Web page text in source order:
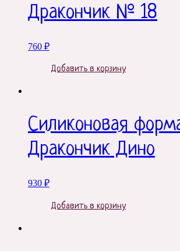
Дракончик № 18
760 ₽
Добавить в корзину
Силиконовая
Дракончик Дино
930 ₽
Добавить в корзину